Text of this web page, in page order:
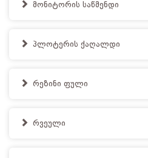
მონიტორის საწმენდი
პლოტერის ქაღალდი
რეზინი ფული
რვეული